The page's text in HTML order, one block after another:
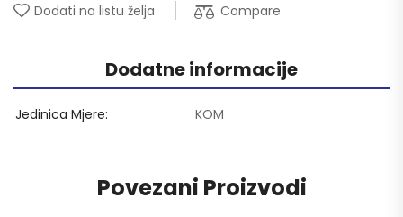
Dodati na listu želja Compare
Dodatne informacije
Jedinica Mjere KOM
Povezani Proizvodi